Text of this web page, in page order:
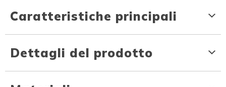
Caratteristiche principali
Dettagli del prodotto